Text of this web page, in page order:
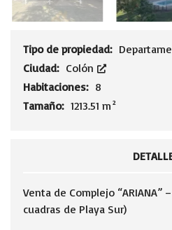
Tipo de propiedad:
Ciudad: Colón
Habitaciones: 8
Tamaño: 1213.51 m²
Venta de Complejo “ARIANA”
cuadras de Playa Sur)